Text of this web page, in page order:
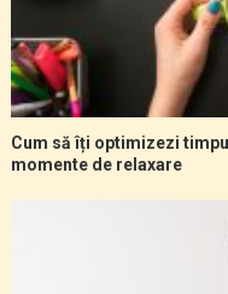
Cum să îți optimizezi
momente de relaxare